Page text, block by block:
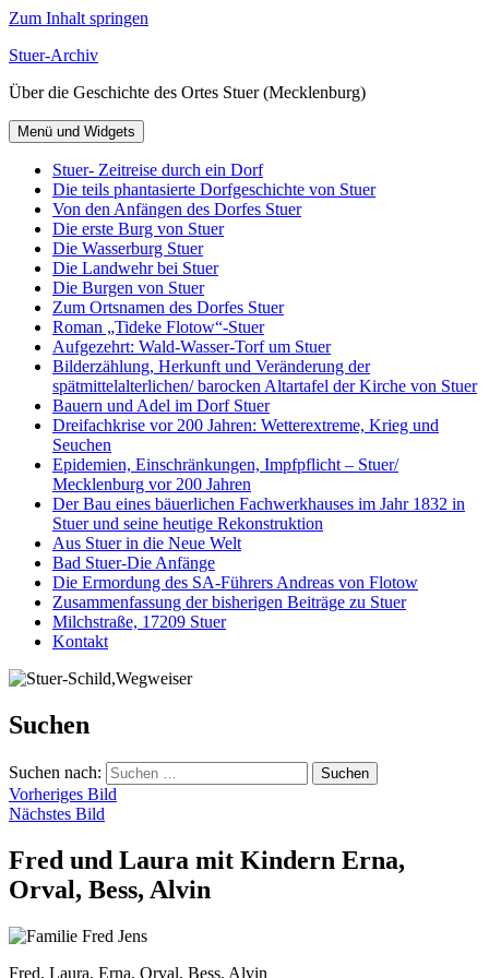
Zum Inhalt springen
Stuer-Archiv
Über die Geschichte des Ortes Stuer (Mecklenburg)
Menü und Widgets
Stuer- Zeitreise durch ein Dorf
Die teils phantasierte Dorfgeschichte von Stuer
Von den Anfängen des Dorfes Stuer
Die erste Burg von Stuer
Die Wasserburg Stuer
Die Landwehr bei Stuer
Die Burgen von Stuer
Zum Ortsnamen des Dorfes Stuer
Roman „Tideke Flotow“-Stuer
Aufgezehrt: Wald-Wasser-Torf um Stuer
Bilderzählung, Herkunft und Veränderung der
spätmittelalterlichen/ barocken Altartafel der Kirche von Stuer
Bauern und Adel im Dorf Stuer
Dreifachkrise vor 200 Jahren: Wetterextreme, Krieg und
Seuchen
Epidemien, Einschränkungen, Impfpflicht – Stuer/
Mecklenburg vor 200 Jahren
Der Bau eines bäuerlichen Fachwerkhauses im Jahr 1832 in
Stuer und seine heutige Rekonstruktion
Aus Stuer in die Neue Welt
Bad Stuer-Die Anfänge
Die Ermordung des SA-Führers Andreas von Flotow
Zusammenfassung der bisherigen Beiträge zu Stuer
Milchstraße, 17209 Stuer
Kontakt
Suchen
Suchen nach:
Vorheriges Bild
Nächstes Bild
Fred und Laura mit Kindern Erna,
Orval, Bess, Alvin
Fred, Laura, Erna, Orval, Bess, Alvin